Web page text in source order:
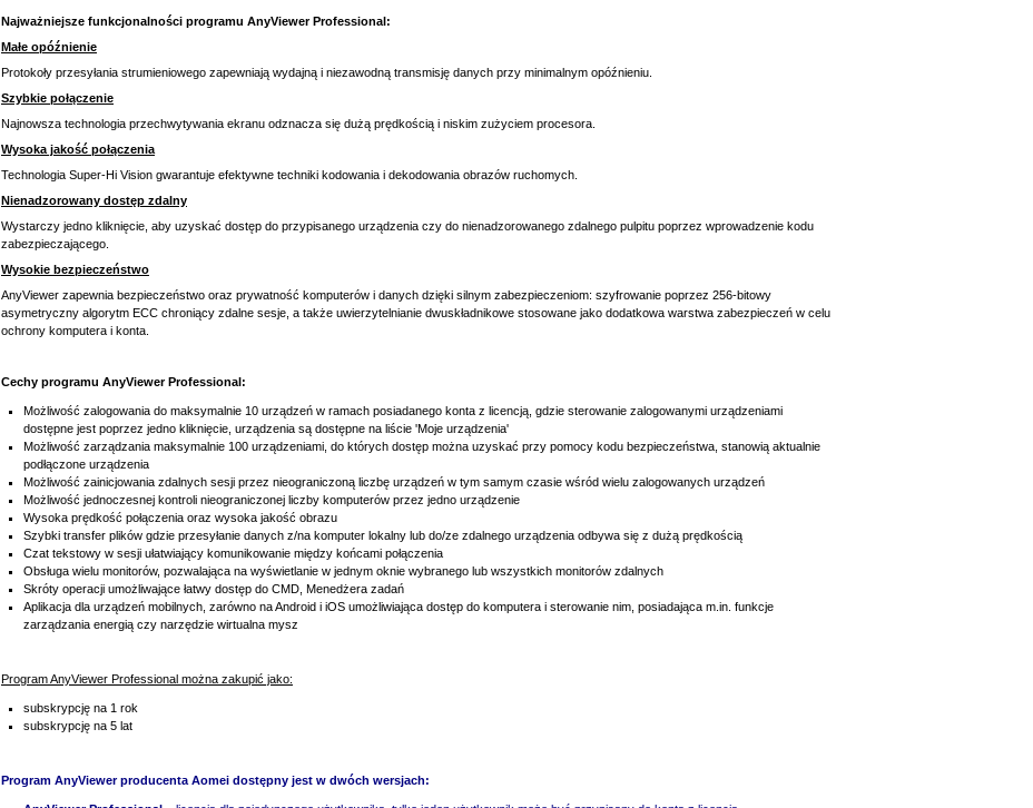
Najważniejsze funkcjonalności programu AnyViewer Professional:
Małe opóźnienie
Protokoły przesyłania strumieniowego zapewniają wydajną i niezawodną transmisję danych przy minimalnym opóźnieniu.
Szybkie połączenie
Najnowsza technologia przechwytywania ekranu odznacza się dużą prędkością i niskim zużyciem procesora.
Wysoka jakość połączenia
Technologia Super-Hi Vision gwarantuje efektywne techniki kodowania i dekodowania obrazów ruchomych.
Nienadzorowany dostęp zdalny
Wystarczy jedno kliknięcie, aby uzyskać dostęp do przypisanego urządzenia czy do nienadzorowanego zdalnego pulpitu poprzez wprowadzenie kodu
zabezpieczającego.
Wysokie bezpieczeństwo
AnyViewer zapewnia bezpieczeństwo oraz prywatność komputerów i danych dzięki silnym zabezpieczeniom: szyfrowanie poprzez 256-bitowy
asymetryczny algorytm ECC chroniący zdalne sesje, a także uwierzytelnianie dwuskładnikowe stosowane jako dodatkowa warstwa zabezpieczeń w celu
ochrony komputera i konta.
Cechy programu AnyViewer Professional:
Możliwość zalogowania do maksymalnie 10 urządzeń w ramach posiadanego konta z licencją, gdzie sterowanie zalogowanymi urządzeniami
dostępne jest poprzez jedno kliknięcie, urządzenia są dostępne na liście 'Moje urządzenia'
Możliwość zarządzania maksymalnie 100 urządzeniami, do których dostęp można uzyskać przy pomocy kodu bezpieczeństwa, stanowią aktualnie
podłączone urządzenia
Możliwość zainicjowania zdalnych sesji przez nieograniczoną liczbę urządzeń w tym samym czasie wśród wielu zalogowanych urządzeń
Możliwość jednoczesnej kontroli nieograniczonej liczby komputerów przez jedno urządzenie
Wysoka prędkość połączenia oraz wysoka jakość obrazu
Szybki transfer plików gdzie przesyłanie danych z/na komputer lokalny lub do/ze zdalnego urządzenia odbywa się z dużą prędkością
Czat tekstowy w sesji ułatwiający komunikowanie między końcami połączenia
Obsługa wielu monitorów, pozwalająca na wyświetlanie w jednym oknie wybranego lub wszystkich monitorów zdalnych
Skróty operacji umożliwające łatwy dostęp do CMD, Menedżera zadań
Aplikacja dla urządzeń mobilnych, zarówno na Android i iOS umożliwiająca dostęp do komputera i sterowanie nim, posiadająca m.in. funkcje
zarządzania energią czy narzędzie wirtualna mysz
Program AnyViewer Professional można zakupić jako:
subskrypcję na 1 rok
subskrypcję na 5 lat
Program AnyViewer producenta Aomei dostępny jest w dwóch wersjach: